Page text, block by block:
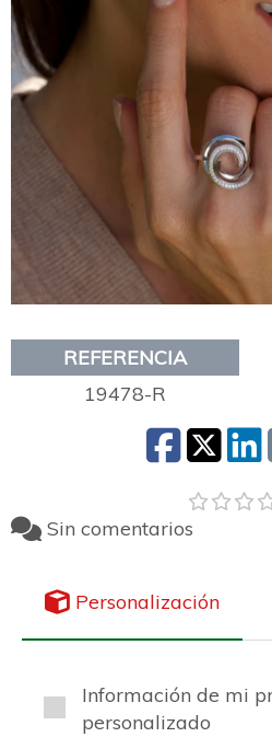
REFERENCIA
19478-R
Sin comentarios
Personalización
Información de mi
personalizado